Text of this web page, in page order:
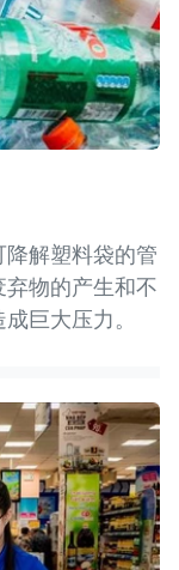
解塑料袋的管
物的产生和不
巨大压力。